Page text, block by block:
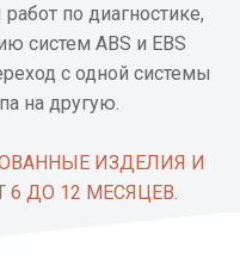
по диагностике,
систем ABS и EBS
с одной системы
на другую.
ИЗДЕЛИЯ И
ДО 12 МЕСЯЦЕВ.